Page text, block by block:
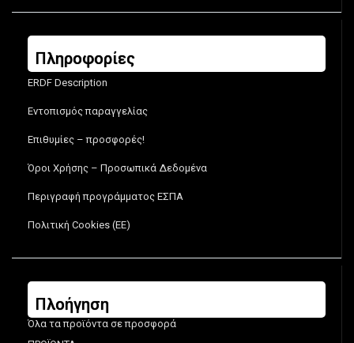
Πληροφορίες
ERDF Description
Εντοπισμός παραγγελίας
Επιθυμίες – προσφορές!
Όροι Χρήσης – Προσωπικά Δεδομένα
Περιγραφή προγράμματος ΕΣΠΑ
Πολιτική Cookies (ΕΕ)
Πλοήγηση
Όλα τα προϊόντα σε προσφορά